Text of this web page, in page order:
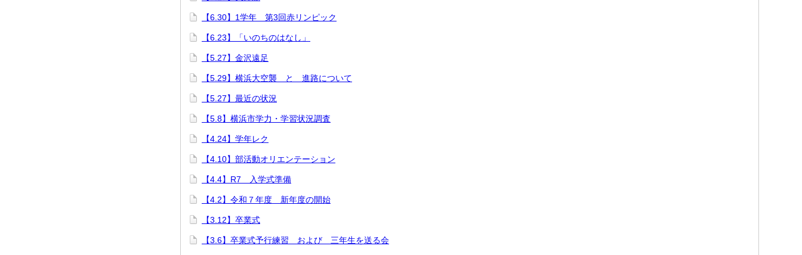
【6.30】1学年 第3回赤リンピック
【6.23】「いのちのはなし」
【5.27】金沢遠足
【5.29】横浜大空襲 と 進路について
【5.27】最近の状況
【5.8】横浜市学力・学習状況調査
【4.24】学年レク
【4.10】部活動オリエンテーション
【4.4】R7 入学式準備
【4.2】令和７年度 新年度の開始
【3.12】卒業式
【3.6】卒業式予行練習 および 三年生を送る会